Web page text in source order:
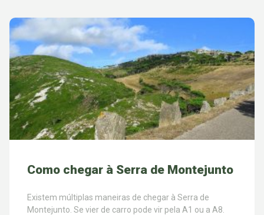
Como chegar à Serra de Montejunto
Existem múltiplas maneiras de chegar à Serra de
Montejunto. Se vier de carro pode vir pela A1 ou a A8.